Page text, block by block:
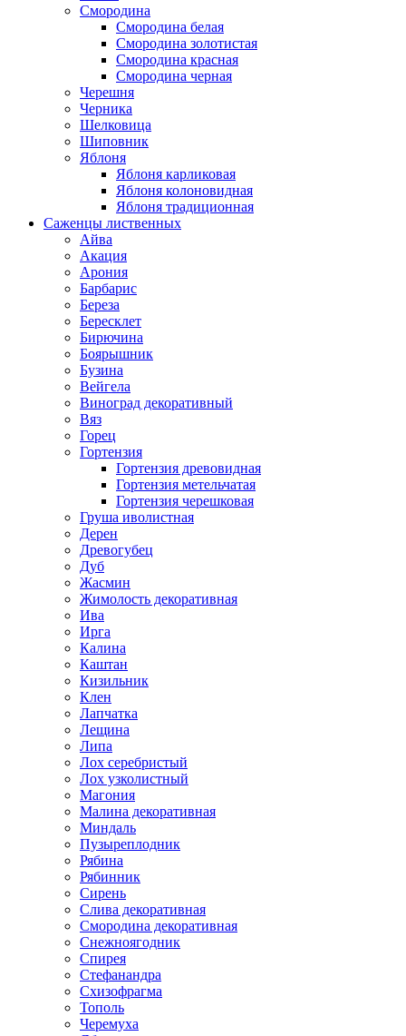
Смородина
Смородина белая
Смородина золотистая
Смородина красная
Смородина черная
Черешня
Черника
Шелковица
Шиповник
Яблоня
Яблоня карликовая
Яблоня колоновидная
Яблоня традиционная
Саженцы лиственных
Айва
Акация
Арония
Барбарис
Береза
Бересклет
Бирючина
Боярышник
Бузина
Вейгела
Виноград декоративный
Вяз
Горец
Гортензия
Гортензия древовидная
Гортензия метельчатая
Гортензия черешковая
Груша иволистная
Дерен
Древогубец
Дуб
Жасмин
Жимолость декоративная
Ива
Ирга
Калина
Каштан
Кизильник
Клен
Лапчатка
Лещина
Липа
Лох серебристый
Лох узколистный
Магония
Малина декоративная
Миндаль
Пузыреплодник
Рябина
Рябинник
Сирень
Слива декоративная
Смородина декоративная
Снежноягодник
Спирея
Стефанандра
Схизофрагма
Тополь
Черемуха